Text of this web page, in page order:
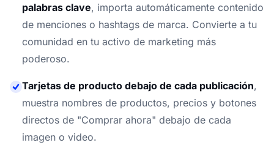
palabras clave, importa automáticamente contenido
de menciones o hashtags de marca. Convierte a tu
comunidad en tu activo de marketing más
poderoso.
Tarjetas de producto debajo de cada publicación,
muestra nombres de productos, precios y botones
directos de "Comprar ahora" debajo de cada
imagen o video.